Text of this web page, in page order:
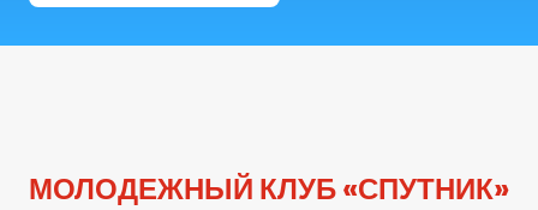
МОЛОДЕЖНЫЙ КЛУБ «СПУТНИК»